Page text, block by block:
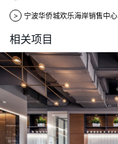
> 宁波华侨城欢乐海岸销售中心
相关项目